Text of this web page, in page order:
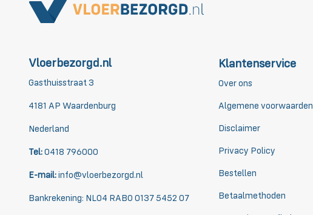
Vloerbezorgd.nl
Gasthuisstraat 3
4181 AP Waardenburg
Nederland
Tel: 0418 796000
E-mail: info@vloerbezorgd.nl
Bankrekening: NL04 RABO 0137 5452 07
Klantenservice
Over ons
Algemene voorwaarden
Disclaimer
Privacy Policy
Bestellen
Betaalmethoden